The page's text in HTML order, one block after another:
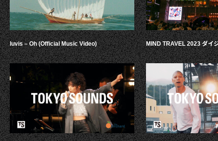
luvis – Oh (Official Music Video) MIND TRAVEL 2023 ダイ